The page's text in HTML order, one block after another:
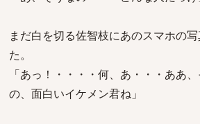
まだ白を切る佐智枝にあのスマホの
た。
「あっ！・・・・何、あ・・・ああ
の、面白いイケメン君ね」